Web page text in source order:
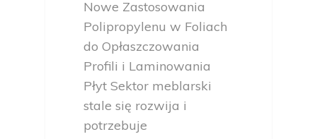
Nowe Zastosowania
Polipropylenu w Foliach
do Opłaszczowania
Profili i Laminowania
Płyt Sektor meblarski
stale się rozwija i
potrzebuje